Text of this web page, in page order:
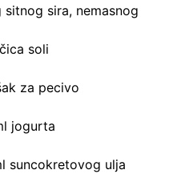
sitnog sira, nemasnog
soli
za pecivo
jogurta
suncokretovog ulja